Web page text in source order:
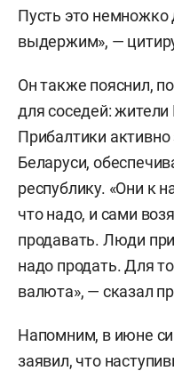
Пусть это немножко
выдержим», —
Он также пояснил,
для соседей:
Прибалтики
Беларуси,
республику. «Они к
что надо, и сами
продавать. Люди
надо продать. Для
валюта», — сказал
Напомним, в июне
заявил, что